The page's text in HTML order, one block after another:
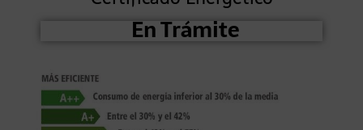
En Trámite